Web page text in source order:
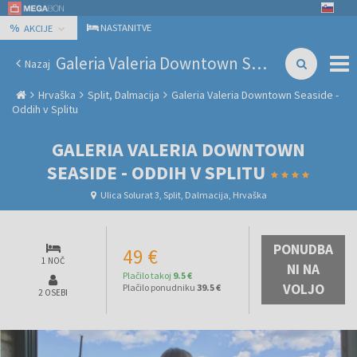
% AKCIJE NASTANITVE
Nazaj Galeria Valeria Downtown Seaside - Oddih v Splitu
Hrvaška Split, Dalmacija
Galeria Valeria Downtown Seaside -
Oddih v Splitu
GALERIA VALERIA DOWNTOWN
SEASIDE - ODDIH V SPLITU
Ulica Solurat 3, Split, Dalmacija, Hrvaška
1 NOČ
2 OSEBI
49 €
Plačilo takoj 9.5 €
Plačilo ponudniku 39.5 €
PONUDBA
NI NA
VOLJO